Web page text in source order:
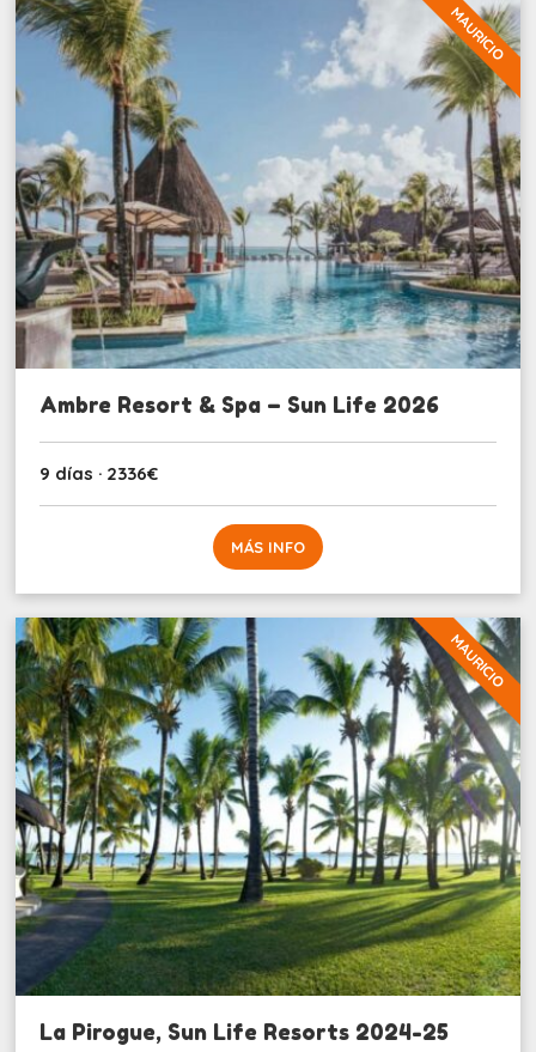
MAURICIO
Ambre Resort & Spa – Sun Life 2026
9 días · 2336€
MÁS INFO
MAURICIO
La Pirogue, Sun Life Resorts 2024-25